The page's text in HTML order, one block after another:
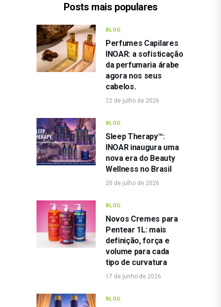
Posts mais populares
BLOG
Perfumes Capilares
INOAR: a sofisticação
da perfumaria árabe
agora nos seus
cabelos.
22 de julho de 2026
BLOG
Sleep Therapy™:
INOAR inaugura uma
nova era do Beauty
Wellness no Brasil
20 de julho de 2026
BLOG
Novos Cremes para
Pentear 1L: mais
definição, força e
volume para cada
tipo de curvatura
17 de junho de 2026
BLOG